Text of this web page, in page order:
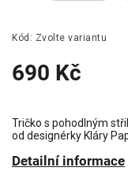
Kód: Zvolte variantu
690 Kč
Tričko s pohodlným
od designérky Kláry
Detailní informace